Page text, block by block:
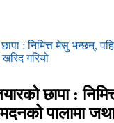
छापा : निमित्त मेसु भन्छन्,
गरियो
छापा :
पालामा